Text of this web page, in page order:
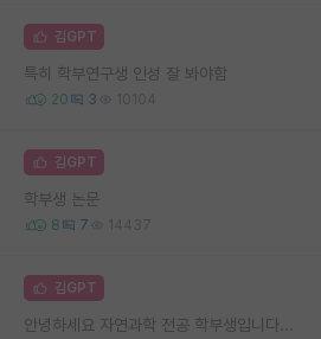
김GPT
특히 학부연구생 인성 잘 봐야함
20 3 10104
김GPT
학부생 논문
8 7 14437
김GPT
안녕하세요 자연과학 전공 학부생입니다...